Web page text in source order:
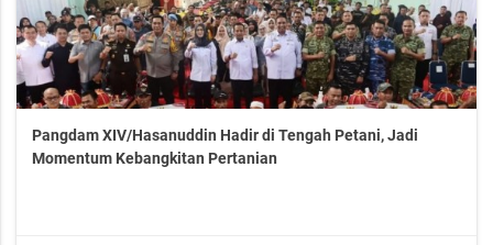
Pangdam XIV/Hasanuddin Hadir di Tengah Petani, Jadi
Momentum Kebangkitan Pertanian